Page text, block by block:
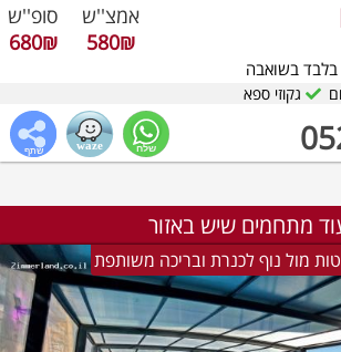
בלבד בשואבה
אמצ''ש
580₪
סופ''ש
680₪
גקוזי ספא
מתחמים שיש באזור